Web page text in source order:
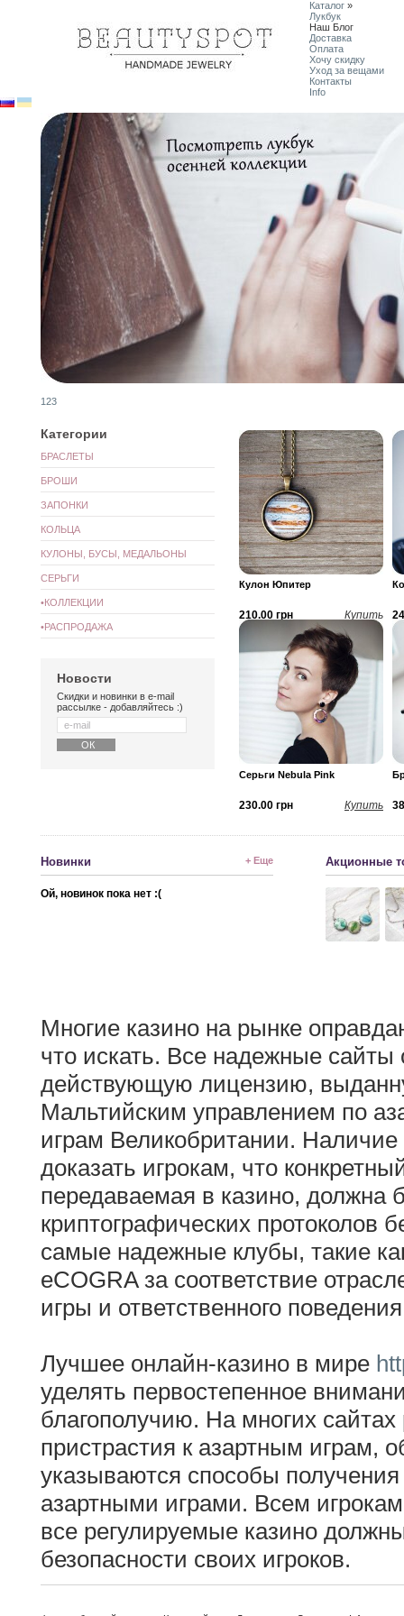
Каталог »
Лукбук
Наш Блог
Доставка
Оплата
Хочу скидку
Уход за вещами
Контакты
Info
123
Кулон Юпитер
210.00 грн Купить
Серьги Nebula Pink
230.00 грн Купить
Категории
БРАСЛЕТЫ
БРОШИ
ЗАПОНКИ
КОЛЬЦА
КУЛОНЫ, БУСЫ, МЕДАЛЬОНЫ
СЕРЬГИ
•КОЛЛЕКЦИИ
•РАСПРОДАЖА
Новости
Скидки и новинки в e-mail
рассылке - добавляйтесь :)
Новинки + Еще
Ой, новинок пока нет :(
Акционные
Многие казино на рынке
что искать. Все надежные
действующую лицензию,
Мальтийским управлением по
играм Великобритании.
доказать игрокам, что
передаваемая в казино,
криптографических протоколов
самые надежные клубы, такие
eCOGRA за соответствие
игры и ответственного
Лучшее онлайн-казино в мире
уделять первостепенное
благополучию. На многих
пристрастия к азартным
указываются способы
азартными играми. Всем игрокам
все регулируемые казино
безопасности своих игроков.